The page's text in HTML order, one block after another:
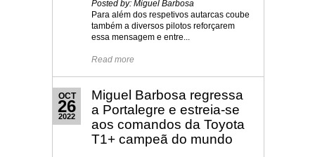
Posted by: Miguel Barbosa
Para além dos respetivos autarcas coube
também a diversos pilotos reforçarem
essa mensagem e entre...
Read more
Miguel Barbosa regressa
a Portalegre e estreia-se
aos comandos da Toyota
T1+ campeã do mundo
OCT
26
2022